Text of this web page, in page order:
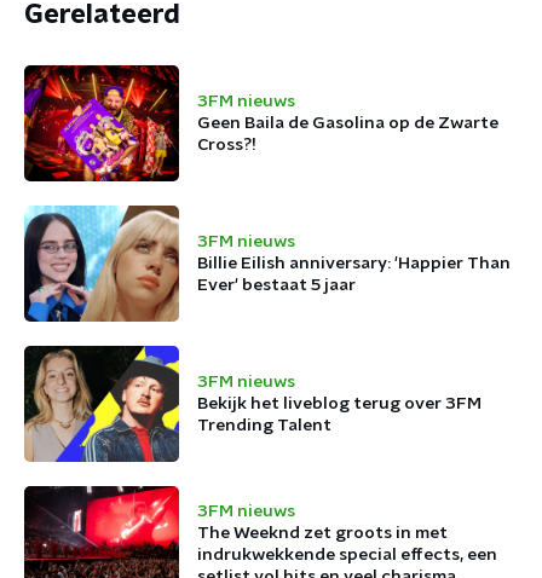
Gerelateerd
3FM nieuws
Geen Baila de Gasolina op de Zwarte
Cross?!
3FM nieuws
Billie Eilish anniversary: 'Happier Than
Ever' bestaat 5 jaar
3FM nieuws
Bekijk het liveblog terug over 3FM
Trending Talent
3FM nieuws
The Weeknd zet groots in met
indrukwekkende special effects, een